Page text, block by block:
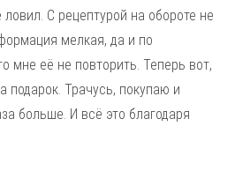
С рецептурой на обороте не
мелкая, да и по
мне её не повторить. Теперь вот,
подарок. Трачусь, покупаю и
больше. И всё это благодаря